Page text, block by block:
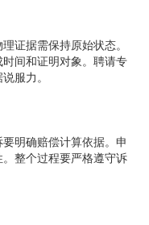
证据需保持原始状态。
间和证明对象。聘请专
服力。
明确赔偿计算依据。申
整个过程要严格遵守诉